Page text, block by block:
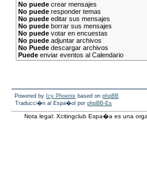
No puede crear mensajes
No puede responder temas
No puede editar sus mensajes
No puede borrar sus mensajes
No puede votar en encuestas
No puede adjuntar archivos
No Puede descargar archivos
Puede enviar eventos al Calendario
Powered by Icy Phoenix based on phpBB
Traducci�n al Espa�ol por phpBB-Es
Nota legal: Xcitingclub Espa�a es una